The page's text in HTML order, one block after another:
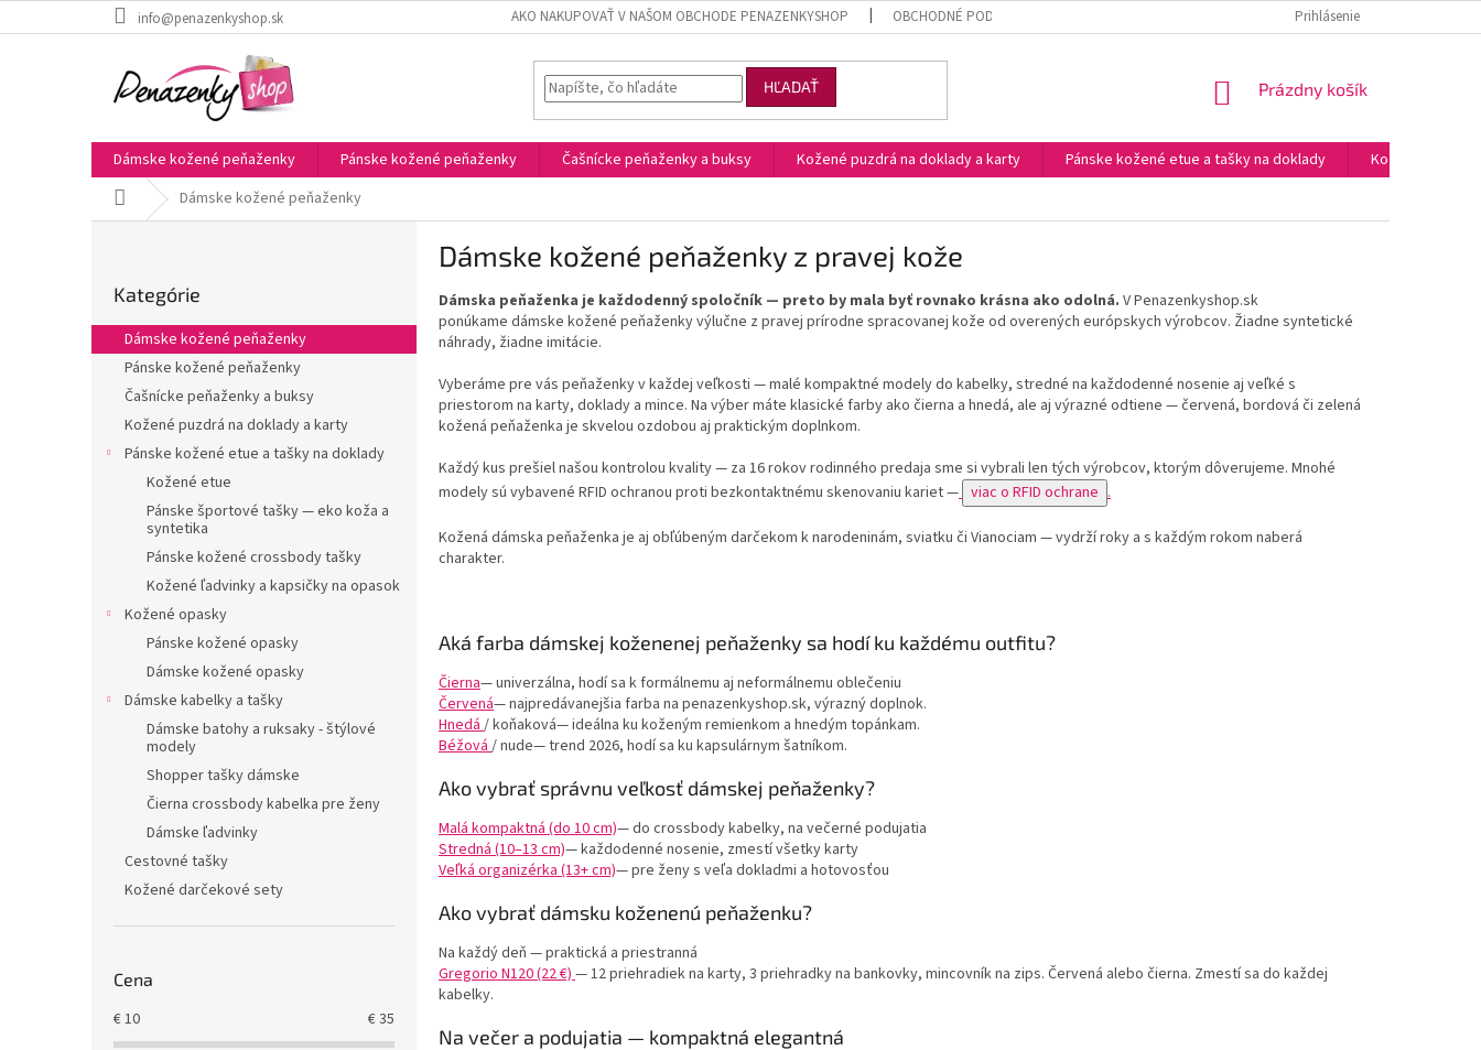
na
info@penazenkyshop.sk AKO NAKUPOVAŤ V NAŠOM OBCHODE PENAZENKYSHOP OBCHODNÉ PODMIENKY A ÚDAJE A ESHOPE. PODMIENKY OCHRANY OSOBNÝCH ÚDAJOV
Prihlásenie
HĽADAŤ
NÁKUPNÝ
Prázdny košík
Dámske kožené peňaženky Pánske kožené peňaženky Čašnícke peňaženky a buksy Kožené puzdrá na doklady a karty Pánske kožené etue a tašky na doklady
Kožené opasky
DomovDámske kožené peňaženky
ý
p
kategórie
Kategórie
Dámske kožené peňaženky
Pánske kožené peňaženky
Čašnícke peňaženky a buksy
Kožené puzdrá na doklady a karty
Pánske kožené etue a tašky na doklady
Kožené etue
Pánske športové tašky — eko koža a
syntetika
Pánske kožené crossbody tašky
Kožené ľadvinky a kapsičky na opasok
Kožené opasky
Pánske kožené opasky
Dámske kožené opasky
Dámske kabelky a tašky
Dámske batohy a ruksaky - štýlové
modely
Shopper tašky dámske
Čierna crossbody kabelka pre ženy
Dámske ľadvinky
Cestovné tašky
Kožené darčekové sety
Cena
€10 €35
Dámske kožené peňaženky z pravej kože
Dámska peňaženka je každodenný spoločník — preto by mala byť rovnako krásna ako odolná. V Penazenkyshop.sk
ponúkame dámske kožené peňaženky výlučne z pravej prírodne spracovanej kože od overených európskych výrobcov. Žiadne syntetické
náhrady, žiadne imitácie.
Vyberáme pre vás peňaženky v každej veľkosti —malé kompaktné modely do kabelky, stredné na každodenné nosenie aj veľké s
priestorom na karty, doklady a mince. Na výber máte klasické farby ako čierna a hnedá, ale aj výrazné odtiene —červená, bordová či zelená
kožená peňaženka je skvelou ozdobou aj praktickým doplnkom.
Každý kus prešiel našou kontrolou kvality — za 16 rokov rodinného predaja sme si vybrali len tých výrobcov, ktorým dôverujeme. Mnohé
modely sú vybavené RFID ochranou proti bezkontaktnému skenovaniu kariet — viac o RFID ochrane .
Kožená dámska peňaženka je aj obľúbeným darčekom k narodeninám, sviatku či Vianociam — vydrží roky a s každým rokom naberá
charakter.
Aká farba dámskej koženenej peňaženky sa hodí ku každému outfitu?
Čierna— univerzálna, hodí sa k formálnemu aj neformálnemu oblečeniu
Červená— najpredávanejšia farba na penazenkyshop.sk, výrazný doplnok.
Hnedá / koňaková— ideálna ku koženým remienkom a hnedým topánkam.
Béžová / nude— trend 2026, hodí sa ku kapsulárnym šatníkom.
Ako vybrať správnu veľkosť dámskej peňaženky?
Malá kompaktná (do 10 cm)— do crossbody kabelky, na večerné podujatia
Stredná (10–13 cm)— každodenné nosenie, zmestí všetky karty
Veľká organizérka (13+ cm)— pre ženy s veľa dokladmi a hotovosťou
Ako vybrať dámsku koženenú peňaženku?
Na každý deň — praktická a priestranná
Gregorio N120 (22 €) — 12 priehradiek na karty, 3 priehradky na bankovky, mincovník na zips. Červená alebo čierna. Zmestí sa do každej
kabelky.
Na večer a podujatia — kompaktná elegantná